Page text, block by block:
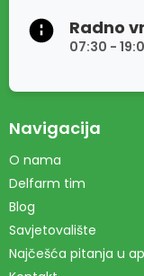
Radno
07:30 -
Navigacija
O nama
Delfarm tim
Blog
Savjetovalište
Najčešća pitanja u